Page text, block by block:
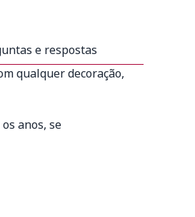
e respostas
qualquer decoração,
anos, se